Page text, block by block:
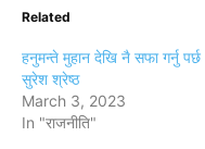
Related
हनुमन्ते मुहान देखि नै सफा गर्नु पर्छ
सुरेश श्रेष्ठ
March 3, 2023
In "राजनीति"